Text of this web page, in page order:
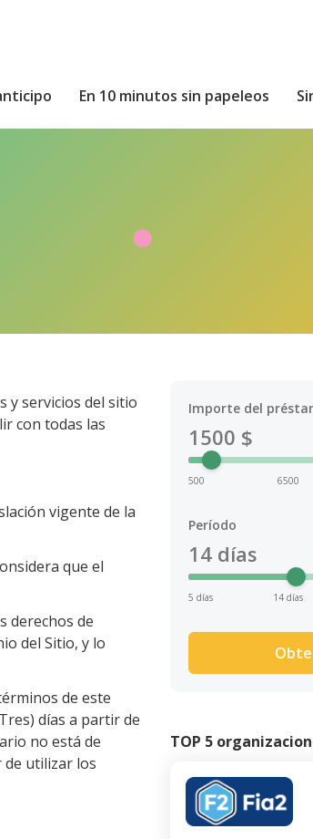
En 10 minutos sin papeleos
y servicios del sitio
con todas las
vigente de la
que el
derechos de
del Sitio, y lo
de este
días a partir de
no está de
de utilizar los
Importe del
1500 $
500 6500
Período
14 días
5 días 14 días
TOP 5